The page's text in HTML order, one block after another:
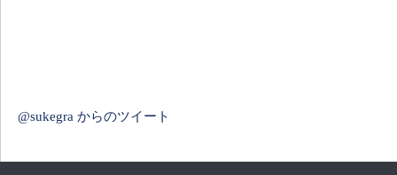
@sukegra からのツイート